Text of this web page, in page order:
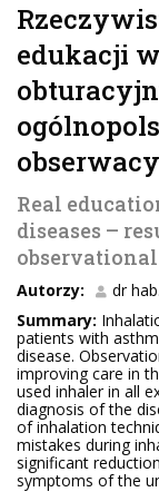
edukacji
Real
diseases –
Autorzy:
dr
Summary:
patients with
disease.
improving care in
used inhaler in all
diagnosis of the
of inhalation
mistakes during
significant
symptoms of the